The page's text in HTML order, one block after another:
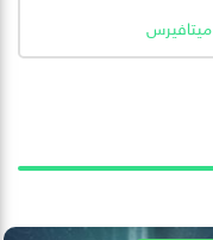
ميتافيرس